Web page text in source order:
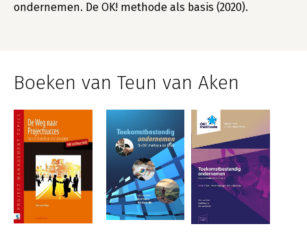
ondernemen. De OK! methode als basis (2020).
Boeken van Teun van Aken